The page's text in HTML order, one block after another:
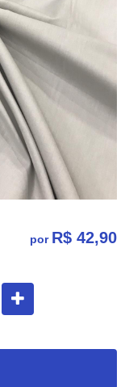
por R$ 42,90